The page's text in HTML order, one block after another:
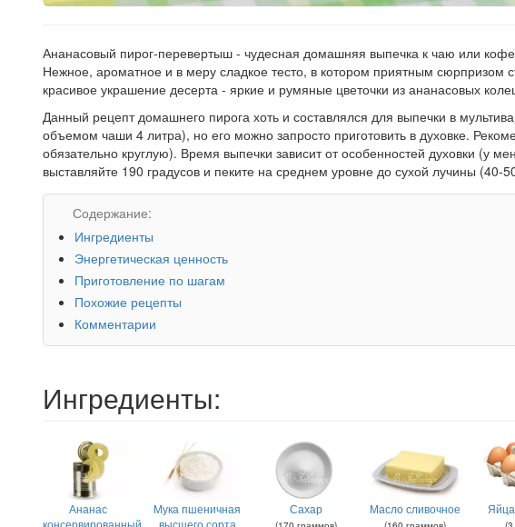
заказу
Ананасовый пирог-перевертыш - чудесная домашняя выпечка к чаю или
Нежное, ароматное и в меру сладкое тесто, в котором приятным сюрпризом
красивое украшение десерта - яркие и румяные цветочки из ананасовых
Данный рецепт домашнего пирога хоть и составлялся для выпечки в
объемом чаши 4 литра), но его можно запросто приготовить в духовке.
обязательно круглую). Время выпечки зависит от особенностей духовки (у
выставляйте 190 градусов и пеките на среднем уровне до сухой лучины (40-
Содержание:
Ингредиенты
Энергетическая ценность
Приготовление по шагам
Похожие рецепты
Комментарии
Ингредиенты:
Ананас
консервированный
Мука пшеничная
высшего сорта
Сахар Масло сливочное